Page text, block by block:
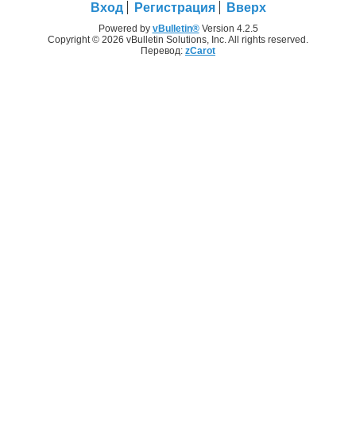
Вход Регистрация Вверх
Powered by vBulletin®Version 4.2.5
Copyright © 2026 vBulletin Solutions, Inc. All rights reserved.
Перевод: zCarot